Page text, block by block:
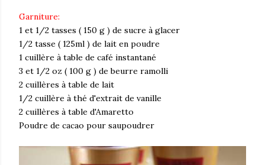
Garniture:
1 et 1/2 tasses ( 150 g ) de sucre à glacer
1/2 tasse ( 125ml ) de lait en poudre
1 cuillère à table de café instantané
3 et 1/2 oz ( 100 g ) de beurre ramolli
2 cuillères à table de lait
1/2 cuillère à thé d'extrait de vanille
2 cuillères à table d'Amaretto
Poudre de cacao pour saupoudrer